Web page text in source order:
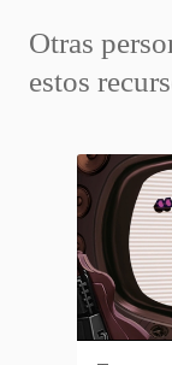
Otras
estos